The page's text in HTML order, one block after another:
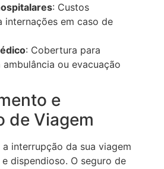
: Custos
internações em caso de
: Cobertura para
ou evacuação
e
de Viagem
interrupção da sua viagem
dispendioso. O seguro de